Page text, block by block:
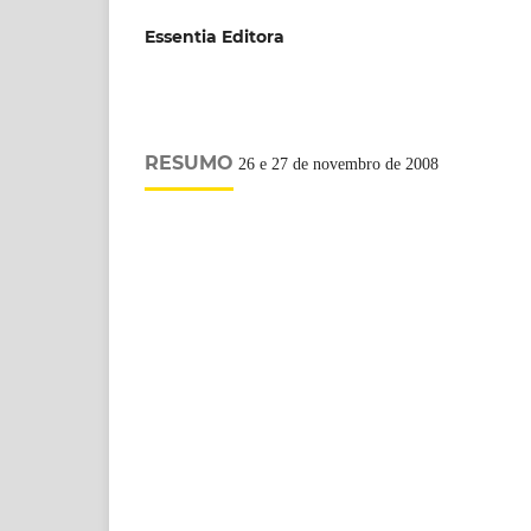
Essentia Editora
RESUMO 26 e 27 de novembro de 2008